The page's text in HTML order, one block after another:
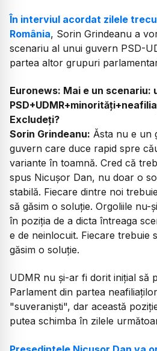
În interviul acordat zilele
România, Sorin Grindeanu a
scenariu al unui guvern PSD-
partea altor grupuri
Euronews: Mai e un scenariu:
Excludeți?
Sorin Grindeanu: Ăsta nu e un
guvern care duce rapid spre
variante în toamnă. Cred că
spus Nicușor Dan, nu doar o
stabilă. Fiecare dintre noi
să găsim o soluție. Orgoliile nu-
în poziția de a dicta întreaga
e de neinlocuit. Fiecare trebuie
găsim o soluție.
UDMR nu și-ar fi dorit inițial să
Parlament din partea
"suveraniști", dar această
putea schimba în zilele